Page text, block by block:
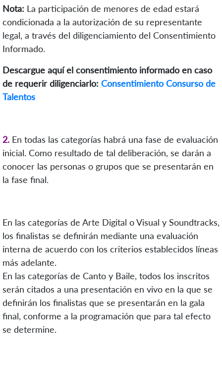
Nota: La participación de menores de edad estará
condicionada a la autorización de su representante
legal, a través del diligenciamiento del Consentimiento
Informado.
Descargue aquí el consentimiento informado en caso
de requerir diligenciarlo: Consentimiento Consurso de
Talentos
2. En todas las categorías habrá una fase de evaluación
inicial. Como resultado de tal deliberación, se darán a
conocer las personas o grupos que se presentarán en
la fase final.
En las categorías de Arte Digital o Visual y Soundtracks,
los finalistas se definirán mediante una evaluación
interna de acuerdo con los criterios establecidos líneas
más adelante.
En las categorías de Canto y Baile, todos los inscritos
serán citados a una presentación en vivo en la que se
definirán los finalistas que se presentarán en la gala
final, conforme a la programación que para tal efecto
se determine.